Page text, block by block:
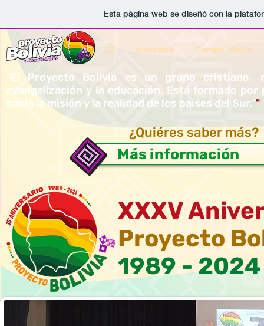
Esta página web se diseñó con la
Identidad Campo-Misión
"El Proyecto Bolivia es un grupo cristiano,
evangelización y la educación. Está formado
hacia la misión y la realidad de los países del Sur.""
¿Quiéres saber más?
Más información
XXXV
Proyecto
1989 - 2024